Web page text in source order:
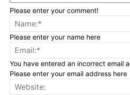
Please enter your comment!
Please enter your name here
You have entered an incorrect email
Please enter your email address here